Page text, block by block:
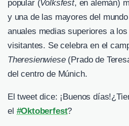
popular (Volksfest, en alemán)
y una de las mayores del
anuales medias superiores a
visitantes. Se celebra en el
Theresienwiese(Prado de
del centro de Múnich.
El tweet dice: ¡Buenos
el #Oktoberfest?